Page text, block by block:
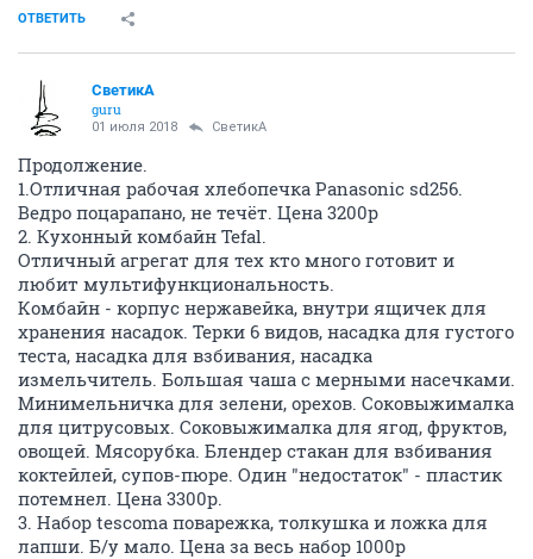
ОТВЕТИТЬ
СветикА
guru
01 июля 2018 СветикА
Продолжение.
1.Отличная рабочая хлебопечка Panasonic sd256.
Ведро поцарапано, не течёт. Цена 3200р
2. Кухонный комбайн Tefal.
Отличный агрегат для тех кто много готовит и
любит мультифункциональность.
Комбайн - корпус нержавейка, внутри ящичек для
хранения насадок. Терки 6 видов, насадка для густого
теста, насадка для взбивания, насадка
измельчитель. Большая чаша с мерными насечками.
Минимельничка для зелени, орехов. Соковыжималка
для цитрусовых. Соковыжималка для ягод, фруктов,
овощей. Мясорубка. Блендер стакан для взбивания
коктейлей, супов-пюре. Один "недостаток" - пластик
потемнел. Цена 3300р.
3. Набор tescoma поварежка, толкушка и ложка для
лапши. Б/у мало. Цена за весь набор 1000р